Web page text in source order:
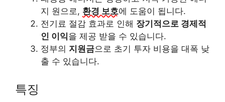
지 원으로, 환경 보호에 도움이 됩니다.
전기료 절감 효과로 인해 장기적으로 경제적
인 이익을 제공 받을 수 있습니다.
정부의 지원금으로 초기 투자 비용을 대폭 낮
출 수 있습니다.
특징